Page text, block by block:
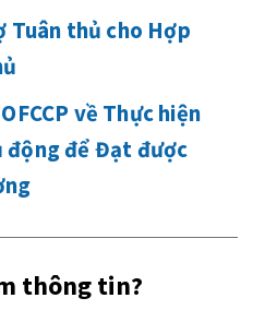
Tuân thủ cho Hợp
về Thực hiện
động để Đạt được
thông tin?